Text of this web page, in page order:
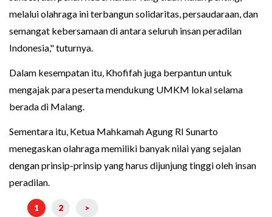
melalui olahraga ini terbangun solidaritas, persaudaraan, dan
semangat kebersamaan di antara seluruh insan peradilan
Indonesia," tuturnya.
Dalam kesempatan itu, Khofifah juga berpantun untuk
mengajak para peserta mendukung UMKM lokal selama
berada di Malang.
Sementara itu, Ketua Mahkamah Agung RI Sunarto
menegaskan olahraga memiliki banyak nilai yang sejalan
dengan prinsip-prinsip yang harus dijunjung tinggi oleh insan
peradilan.
1 2 >